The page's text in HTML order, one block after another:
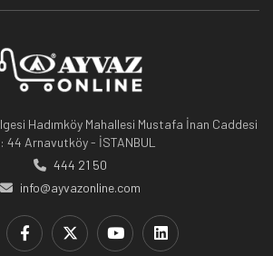
Hadımköy Mahallesi Mustafa İnan Caddesi
44 Arnavutköy - İSTANBUL
444 21 50
info@ayvazonline.com